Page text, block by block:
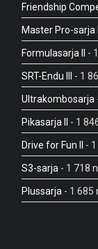
Friendship
Master Pro-sarja II
Formulasarja II -
SRT-Endu III - 1
Ultrakombosarja
Pikasarja II - 1
Drive for Fun II -
S3-sarja - 1 718
Plussarja - 1 685